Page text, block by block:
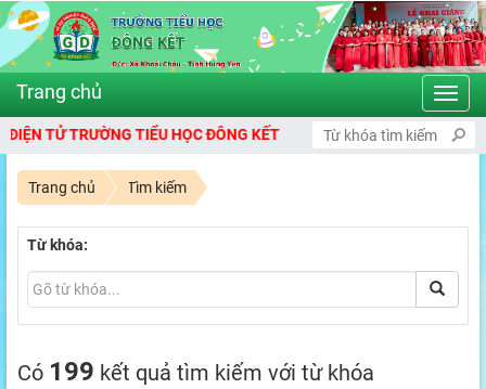
TRƯỜNG TIỂU HỌC ĐÔNG KẾT
Trang chủ Tìm kiếm
Từ khóa:
Có 199 kết quả tìm kiếm với từ khóa